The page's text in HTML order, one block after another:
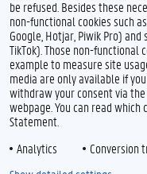
Feedback
Privacy
Disclaimer
Toegankelijkheid
be refused. Besides these
non-functional cookies such
Google, Hotjar, Piwik Pro) and
TikTok). Those non-
example to measure site
media are only available if
withdraw your consent via
webpage. You can read which
Statement.
Analytics
Conversion